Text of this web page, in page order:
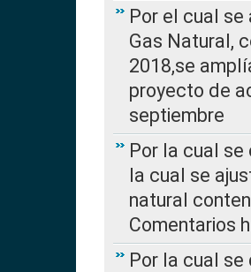
Por el cual
Gas Natural,
2018,se
proyecto de
septiembre
Por la cual se
la cual se
natural
Comentarios
Por la cual